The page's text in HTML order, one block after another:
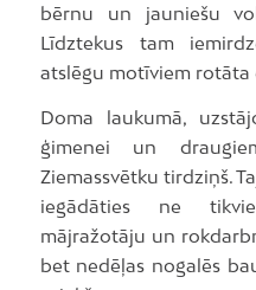
bērnu un jauniešu
Līdztekus tam
atslēgu motīviem rotāta
Doma laukumā,
ģimenei un
Ziemassvētku tirdziņš.
iegādāties ne
mājražotāju un
bet nedēļas nogalēs